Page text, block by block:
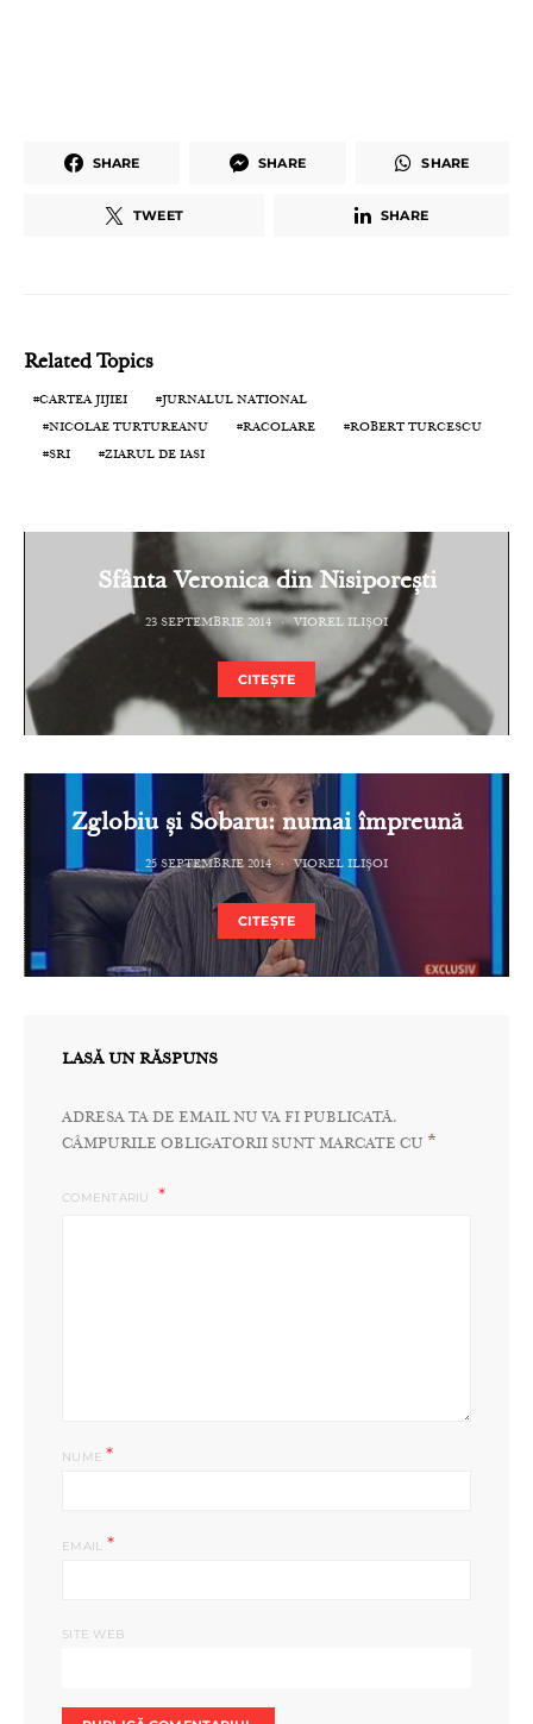
SHARE SHARE SHARE
TWEET SHARE
Related Topics
CARTEA JIJIEI JURNALUL NATIONAL
NICOLAE TURTUREANU RACOLARE ROBERT TURCESCU
SRI ZIARUL DE IASI
Sfânta Veronica din Nisiporești
23 SEPTEMBRIE 2014 VIOREL ILIȘOI
CITEȘTE
Zglobiu și Sobaru: numai împreună
25 SEPTEMBRIE 2014 VIOREL ILIȘOI
CITEȘTE
LASĂ UN RĂSPUNS
ADRESA TA DE EMAIL NU VA FI PUBLICATĂ.
CÂMPURILE OBLIGATORII SUNT MARCATE CU *
COMENTARIU
NUME*
EMAIL *
SITE WEB